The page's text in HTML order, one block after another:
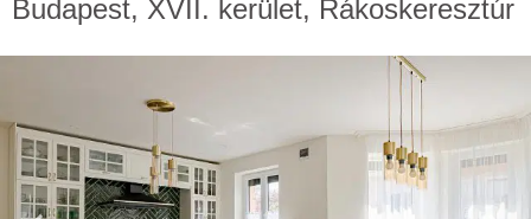
Budapest, XVII. kerület, Rákoskeresztúr